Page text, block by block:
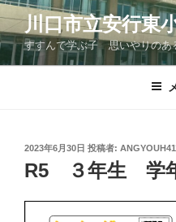
コ
ン
テ
ン
川口市立安行東
すすんで学ぶ子 思いやりの
投
稿
日:
2023年6月30日 投稿者:
R5 ３年生 学